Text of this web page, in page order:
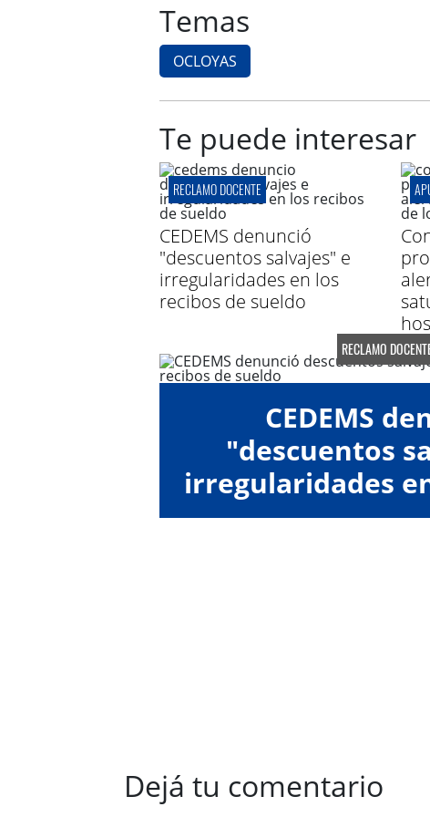
Temas
OCLOYAS
Te puede interesar
RECLAMO DOCENTE
CEDEMS denunció
"descuentos salvajes" e
irregularidades en los
recibos de sueldo
RECLAMO
CEDEMS
"descuentos
irregularidades
de
Dejá tu comentario